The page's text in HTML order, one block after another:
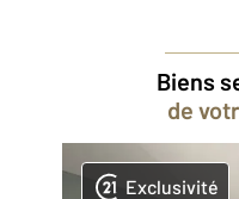
Biens
de
Exclusivité